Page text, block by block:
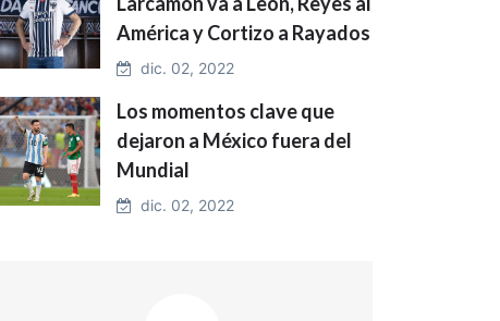
América y Cortizo a Rayados
dic. 02, 2022
Los momentos clave que
dejaron a México fuera del
Mundial
dic. 02, 2022